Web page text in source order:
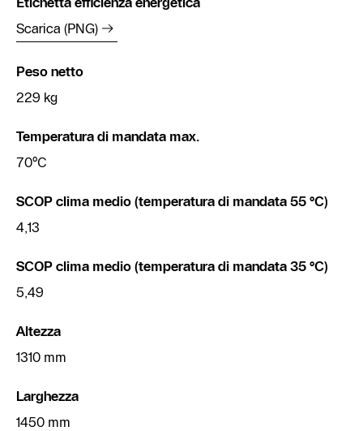
Scarica (PNG)
Peso netto
229 kg
Temperatura di mandata max.
70°C
SCOP clima medio (temperatura di mandata 55 °C)
4,13
SCOP clima medio (temperatura di mandata 35 °C)
5,49
Altezza
1310 mm
Larghezza
1450 mm